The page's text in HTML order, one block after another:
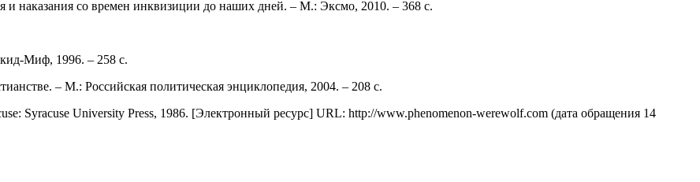
наказания со времен инквизиции до наших дней. ‒ М.: Эксмо, 2010. ‒ 368 с.
Миф, 1996. ‒ 258 с.
‒ М.: Российская политическая энциклопедия, 2004. ‒ 208 с.
Syracuse University Press, 1986. [Электронный ресурс] URL: http://www.phenomenon-werewolf.com (дата обращения 14